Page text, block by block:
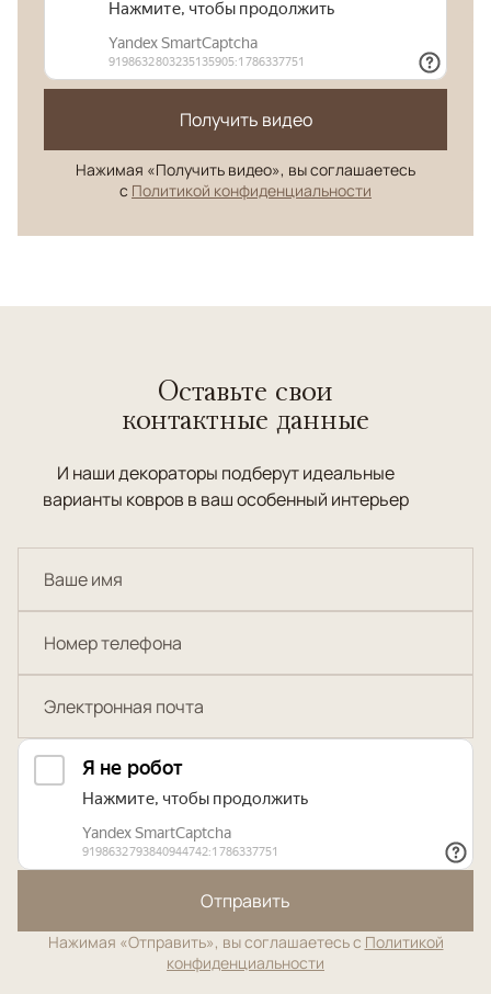
Получить видео
Нажимая «Получить видео», вы соглашаетесь
с Политикой конфиденциальности
Оставьте свои
контактные данные
И наши декораторы подберут идеальные
варианты ковров в ваш особенный интерьер
Отправить
Нажимая «Отправить», вы соглашаетесь с Политикой
конфиденциальности